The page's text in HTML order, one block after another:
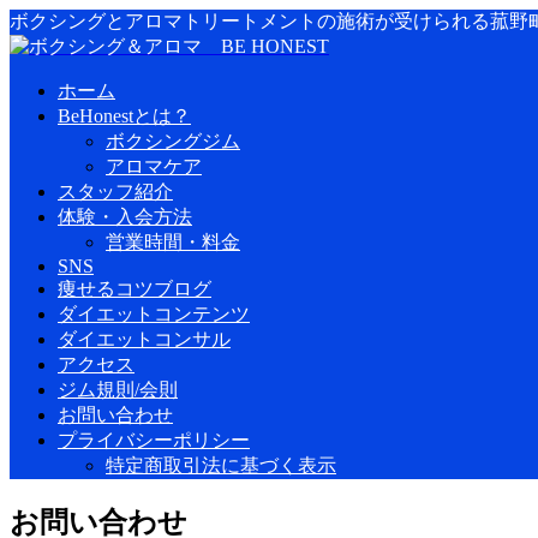
ボクシングとアロマトリートメントの施術が受けられる菰野
ホーム
BeHonestとは？
ボクシングジム
アロマケア
スタッフ紹介
体験・入会方法
営業時間・料金
SNS
痩せるコツブログ
ダイエットコンテンツ
ダイエットコンサル
アクセス
ジム規則/会則
お問い合わせ
プライバシーポリシー
特定商取引法に基づく表示
お問い合わせ